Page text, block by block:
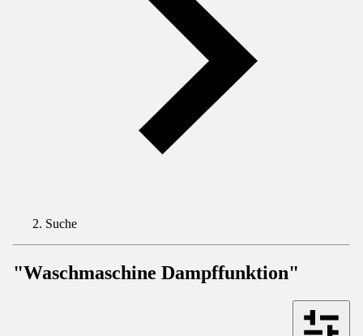
Suche
"Waschmaschine Dampffunktion"